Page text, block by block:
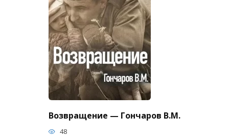
Возвращение — Гончаров В.М.
48